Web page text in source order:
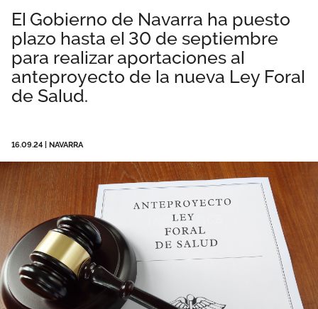
Sala de prensa
Perspectivas
Documentos
Área privada
El Gobierno de Navarra ha puesto
plazo hasta el 30 de septiembre
para realizar aportaciones al
anteproyecto de la nueva Ley Foral
de Salud.
16.09.24 NAVARRA